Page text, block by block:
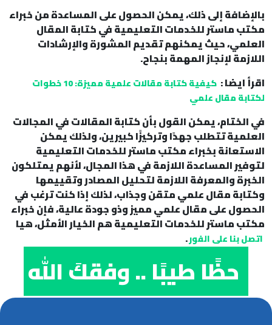
بالإضافة إلى ذلك، يمكن الحصول على المساعدة من خبراء
مكتب ماستر للخدمات التعليمية في كتابة المقال
العلمي، حيث يمكنهم تقديم المشورة والإرشادات
اللازمة لإنجاز المهمة بنجاح.
اقرأ ايضا :
كيفية كتابة مقالات علمية مميزة: 10 خطوات
لكتابة مقال علمي
في الختام، يمكن القول بأن كتابة المقالات في المجالات
العلمية تتطلب جهدًا وتركيزًا كبيرين، ولذلك يمكن
الاستعانة بخبراء مكتب ماستر للخدمات التعليمية
لتوفير المساعدة اللازمة في هذا المجال، لأنهم يمتلكون
الخبرة والمعرفة اللازمة لتحليل المصادر وتقييمها
وكتابة مقال علمي متقن وجذاب، لذلك إذا كنت ترغب في
الحصول على مقال علمي مميز وذو جودة عالية، فإن خبراء
مكتب ماستر للخدمات التعليمية هم الخيار الأمثل، هيا
اتصل بنا على الفور.
حظًا طيبًا .. وفقكَ الله